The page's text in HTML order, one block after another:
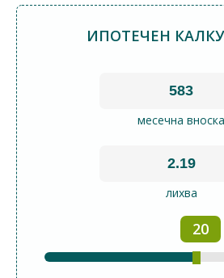
ИПОТЕЧЕН
месечна вноска
лихва
20